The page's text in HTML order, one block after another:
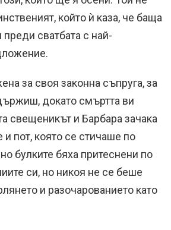
който ѝ каза, че баща
преди сватбата с най-
за своя законна съпруга, за
докато смъртта ви
свещеникът и Барбара зачака
и пот, която се стичаше по
булките бяха притеснени по
си, но никоя не се беше
и разочарованието като